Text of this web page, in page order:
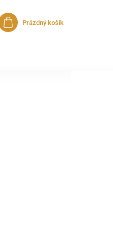
Nákupní košík
Prázdný košík